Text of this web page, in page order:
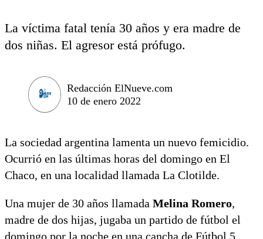
La víctima fatal tenía 30 años y era madre de
dos niñas. El agresor está prófugo.
Redacción ElNueve.com
10 de enero 2022
La sociedad argentina lamenta un nuevo femicidio.
Ocurrió en las últimas horas del domingo en El
Chaco, en una localidad llamada La Clotilde.
Una mujer de 30 años llamada Melina Romero,
madre de dos hijas, jugaba un partido de fútbol el
domingo por la noche en una cancha de Fútbol 5